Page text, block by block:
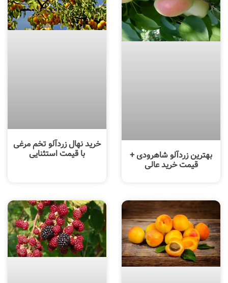
بهترین زردآلو شاهرودی +
قیمت خرید عالی
خرید نهال زردآلو تخم مرغی
با قیمت استثنایی